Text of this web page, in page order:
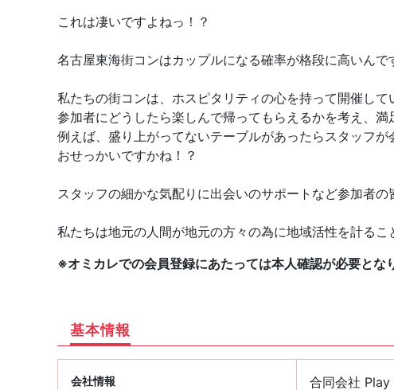
これは凄いですよねっ！？
名古屋東海街コンはカップルになる確率が格段に高いんで
私たちの街コンは、ホスピタリティの心を持って開催して
参加者にどうしたら楽しんで帰ってもらえるかを考え、満
例えば、盛り上がってないテーブルがあったらスタッフが
おせっかいですかね！？
スタッフの細かな気配りに出会いのサポートなど参加者
私たちは地元の人間が地元の方々の為に地域活性を計るこ
※オミカレでの会員登録にあたっては本人確認が必要とな
基本情報
会社情報 合同会社 Play